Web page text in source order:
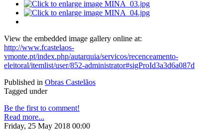
View the embedded image gallery online at:
http://www.fcastelaos-
vmonte.pt/index.php/autarquia/servicos/recenceamento-
eleitoral/itemlist/user/852-administrator#sigProId3a3d6a087d
Published in Obras Castelãos
Tagged under
Be the first to comment!
Read more...
Friday, 25 May 2018 00:00